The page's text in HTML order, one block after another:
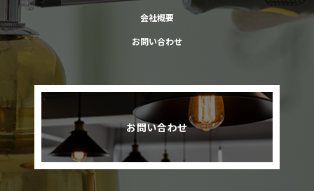
会社概要
お問い合わせ
お問い合わせ